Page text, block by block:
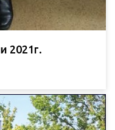
2021г.